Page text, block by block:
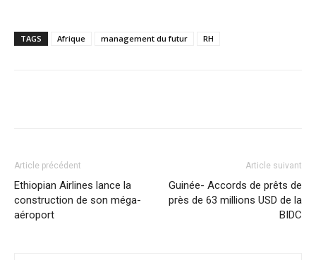
TAGS Afrique management du futur RH
Article précédent
Ethiopian Airlines lance la
construction de son méga-
aéroport
Article suivant
Guinée- Accords de prêts de
près de 63 millions USD de la
BIDC